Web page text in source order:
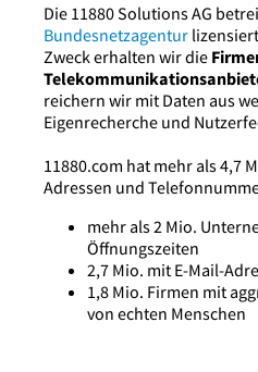
Die 11880 Solutions AG
Bundesnetzagentur
Zweck erhalten wir die
reichern wir mit Daten aus
Eigenrecherche und
11880.com hat mehr als 4,7
Adressen und
mehr als 2 Mio.
Öffnungszeiten
2,7 Mio. mit E-Mail-
1,8 Mio. Firmen mit
von echten Menschen